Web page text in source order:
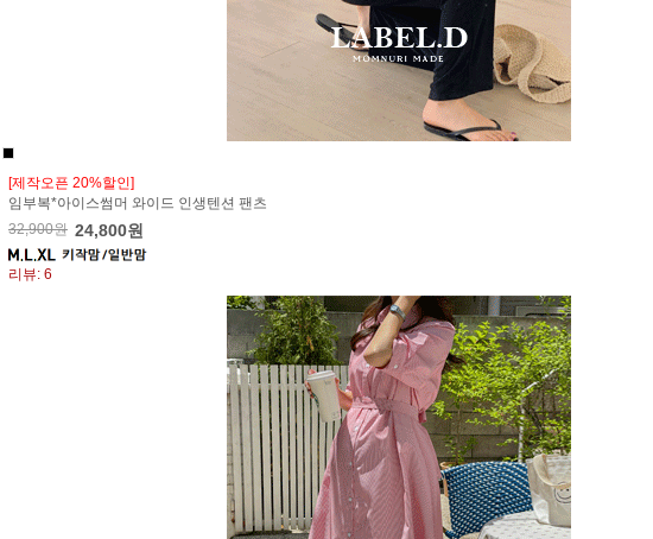
[제작오픈 20%할인]
임부복*아이스썸머 와이드 인생텐션 팬츠
32,900원 24,800원
리뷰: 6